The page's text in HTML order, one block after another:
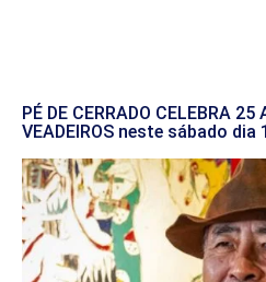
PÉ DE CERRADO CELEBRA
VEADEIROS neste sábado dia